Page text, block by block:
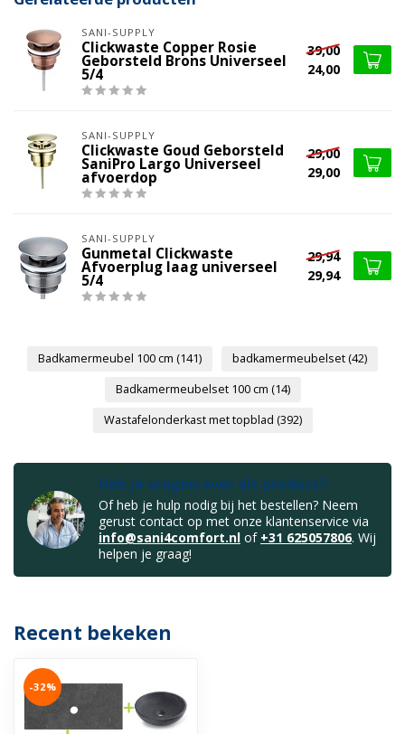
SANI-SUPPLY
Clickwaste Copper Rosie
Geborsteld Brons Universeel
5/4
39,00
24,00
SANI-SUPPLY
Clickwaste Goud Geborsteld
SaniPro Largo Universeel
afvoerdop
29,00
29,00
SANI-SUPPLY
Gunmetal Clickwaste
Afvoerplug laag universeel
5/4
29,94
29,94
Badkamermeubel 100 cm (141) badkamermeubelset(42)
Badkamermeubelset 100 cm (14)
Wastafelonderkast met topblad (392)
Heb je vragen over dit product?
Of heb je hulp nodig bij het bestellen? Neem
gerust contact op met onze klantenservice via
info@sani4comfort.nl of +31 625057806. Wij
helpen je graag!
Recent bekeken
-32%